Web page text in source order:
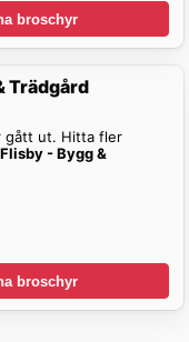
broschyr
Trädgård
gått ut. Hitta fler
Flisby - Bygg &
broschyr